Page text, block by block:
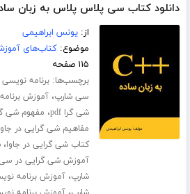
دانلود کتاب سی پلاس پلاس به زبان
از:یونس ابراهیمی
موضوع:کتاب‌های
۱۱۵ صفحه
برچسب‌ها:برنامه
سی شارپ،آموزش
شی گرا pdf
، مفهوم شی
مفاهیم شی گرایی در
کتاب شی گرایی در جاوا،
آموزش شی گرایی در
شارپ،آموزش برنامه